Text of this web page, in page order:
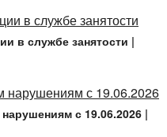
в службе занятости |
с 19.06.2026 |